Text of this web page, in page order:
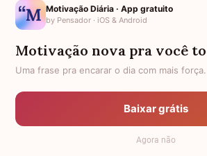
Nomes pelo Mundo
Política de Privacidade
Anuncie
Termos de Uso
Motivação Diária · App gratuito
by Pensador · iOS & Android
Motivação nova pra você
Uma frase pra encarar o dia com mais força.
Baixar grátis
Agora não